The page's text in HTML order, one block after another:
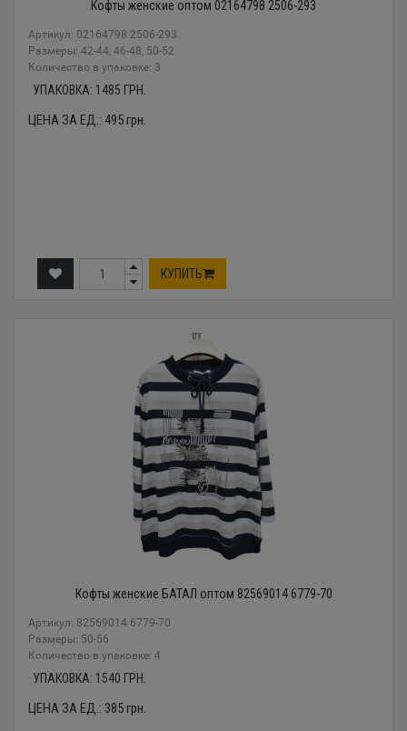
Кофты женские оптом 02164798 2506-293
Артикул: 02164798 2506-293
Размеры: 42-44, 46-48, 50-52
Количество в упаковке: 3
УПАКОВКА: 1485 ГРН.
ЦЕНА ЗА ЕД.: 495грн.
КУПИТЬ
Кофты женские БАТАЛ оптом 82569014 6779-70
Артикул: 82569014 6779-70
Размеры: 50-56
Количество в упаковке: 4
УПАКОВКА: 1540 ГРН.
ЦЕНА ЗА ЕД.: 385грн.